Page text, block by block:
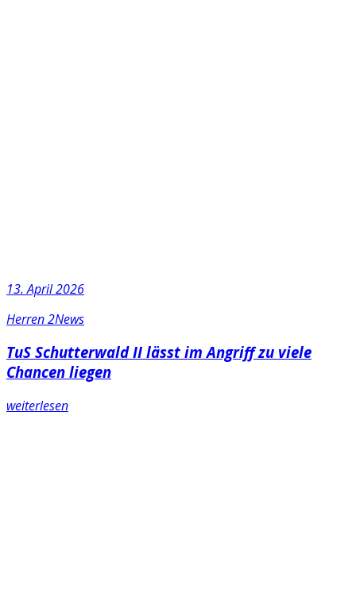
13. April 2026
Herren 2News
TuS Schutterwald II lässt im Angriff zu viele
Chancen liegen
weiterlesen